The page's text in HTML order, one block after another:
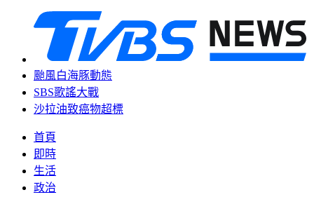
颱風白海豚動態
SBS歌謠大戰
沙拉油致癌物超標
首頁
即時
生活
政治